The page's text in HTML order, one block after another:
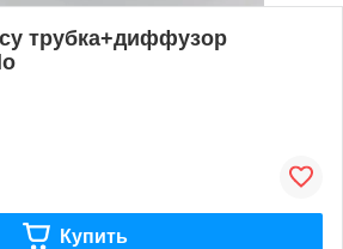
трубка+диффузор
Купить